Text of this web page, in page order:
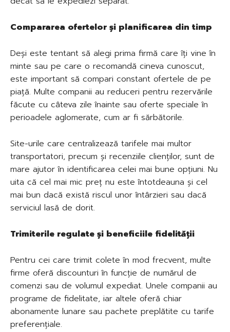
Compararea ofertelor și planificarea din timp
Deși este tentant să alegi prima firmă care îți vine în
minte sau pe care o recomandă cineva cunoscut,
este important să compari constant ofertele de pe
piață. Multe companii au reduceri pentru rezervările
făcute cu câteva zile înainte sau oferte speciale în
perioadele aglomerate, cum ar fi sărbătorile.
Site-urile care centralizează tarifele mai multor
transportatori, precum și recenziile clienților, sunt de
mare ajutor în identificarea celei mai bune opțiuni. Nu
uita că cel mai mic preț nu este întotdeauna și cel
mai bun dacă există riscul unor întârzieri sau dacă
serviciul lasă de dorit.
Trimiterile regulate și beneficiile fidelității
Pentru cei care trimit colete în mod frecvent, multe
firme oferă discounturi în funcție de numărul de
comenzi sau de volumul expediat. Unele companii au
programe de fidelitate, iar altele oferă chiar
abonamente lunare sau pachete preplătite cu tarife
preferențiale.